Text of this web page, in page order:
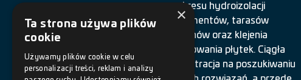
z zakresu hydroizolacji
fundamentów, tarasów
i balkonów oraz klejenia
i spoinowania płytek. Ciągła
koncentracja na poszukiwaniu
×
Ta strona używa plików
cookie
Używamy plików cookie w celu
personalizacji treści, reklam i analizy